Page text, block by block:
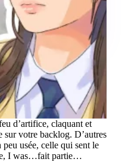
d’artifice, claquant et
votre backlog. D’autres
usée, celle qui sent le
I was…fait partie…